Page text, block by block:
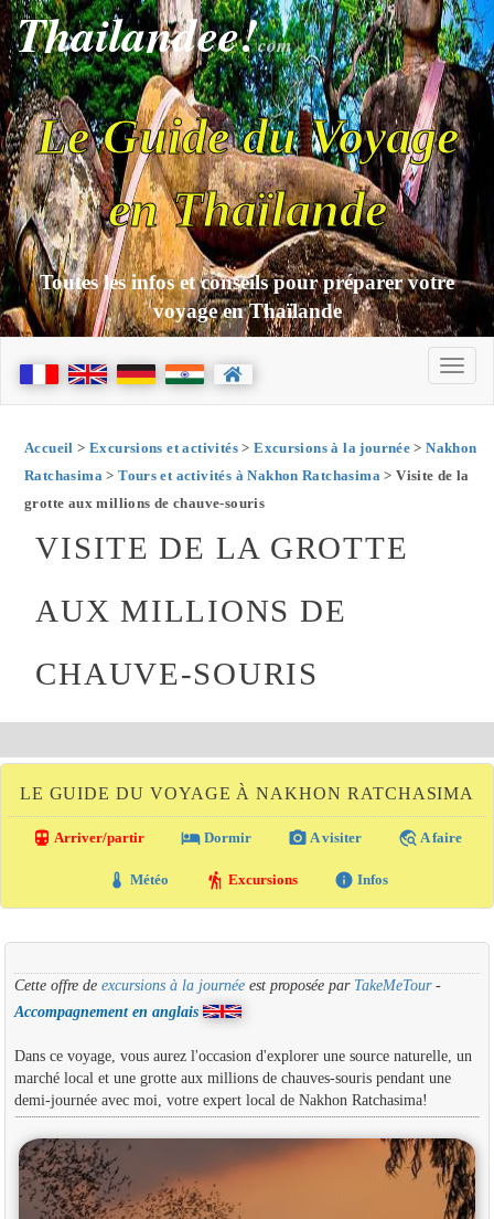
Thailandee!com
Le Guide du Voyage
en Thaïlande
Toutes les infos et conseils pour préparer votre
voyage en Thaïlande
Accueil > Excursions et activités>Excursions à la journée >Nakhon
Ratchasima>Tours et activités à Nakhon Ratchasima> Visite de la
grotte aux millions de chauve-souris
VISITE DE LA GROTTE
AUX MILLIONS DE
CHAUVE-SOURIS
LE GUIDE DU VOYAGE À NAKHON RATCHASIMA
directions_transit Arriver/partir local_hotel Dormir photo_camera A visiter travel_explore A faire
thermostat Météo hiking Excursions info Infos
Cette offre de excursions à la journéeest proposée par TakeMeTour-
Accompagnement en anglais
Dans ce voyage, vous aurez l'occasion d'explorer une source naturelle, un
marché local et une grotte aux millions de chauves-souris pendant une
demi-journée avec moi, votre expert local de Nakhon Ratchasima!